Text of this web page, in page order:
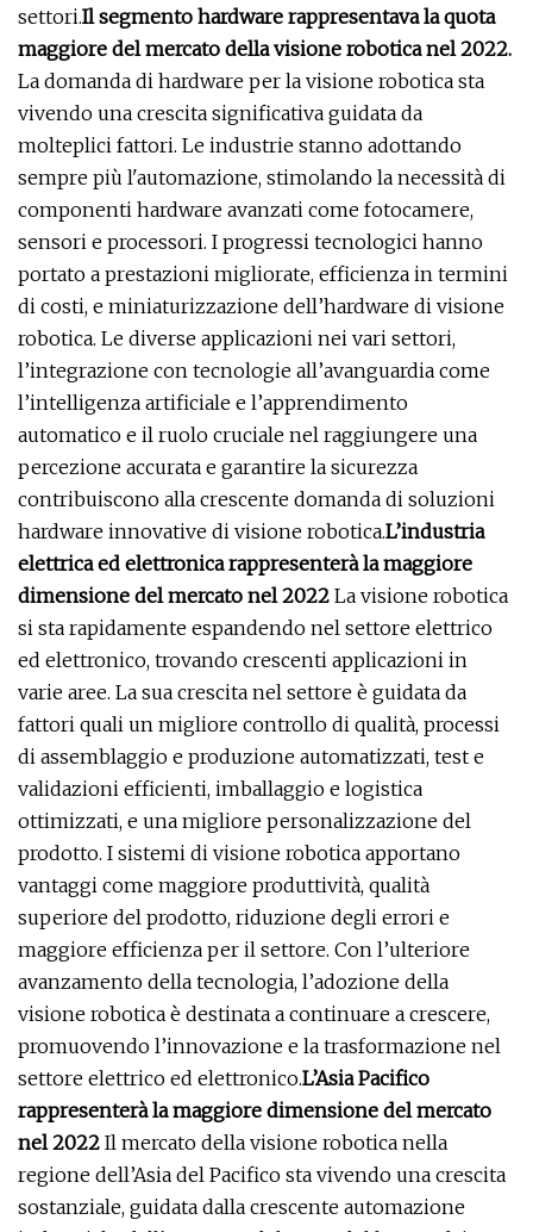
settori.Il segmento hardware rappresentava la quota
maggiore del mercato della visione robotica nel 2022.
La domanda di hardware per la visione robotica sta
vivendo una crescita significativa guidata da
molteplici fattori. Le industrie stanno adottando
sempre più l'automazione, stimolando la necessità di
componenti hardware avanzati come fotocamere,
sensori e processori. I progressi tecnologici hanno
portato a prestazioni migliorate, efficienza in termini
di costi, e miniaturizzazione dell’hardware di visione
robotica. Le diverse applicazioni nei vari settori,
l’integrazione con tecnologie all’avanguardia come
l’intelligenza artificiale e l’apprendimento
automatico e il ruolo cruciale nel raggiungere una
percezione accurata e garantire la sicurezza
contribuiscono alla crescente domanda di soluzioni
hardware innovative di visione robotica.L’industria
elettrica ed elettronica rappresenterà la maggiore
dimensione del mercato nel 2022 La visione robotica
si sta rapidamente espandendo nel settore elettrico
ed elettronico, trovando crescenti applicazioni in
varie aree. La sua crescita nel settore è guidata da
fattori quali un migliore controllo di qualità, processi
di assemblaggio e produzione automatizzati, test e
validazioni efficienti, imballaggio e logistica
ottimizzati, e una migliore personalizzazione del
prodotto. I sistemi di visione robotica apportano
vantaggi come maggiore produttività, qualità
superiore del prodotto, riduzione degli errori e
maggiore efficienza per il settore. Con l’ulteriore
avanzamento della tecnologia, l’adozione della
visione robotica è destinata a continuare a crescere,
promuovendo l’innovazione e la trasformazione nel
settore elettrico ed elettronico.L’Asia Pacifico
rappresenterà la maggiore dimensione del mercato
nel 2022 Il mercato della visione robotica nella
regione dell’Asia del Pacifico sta vivendo una crescita
sostanziale, guidata dalla crescente automazione